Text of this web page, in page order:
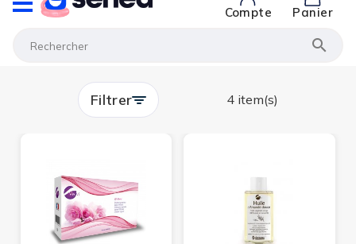

Compte
Panier
Filtrer 4 item(s)